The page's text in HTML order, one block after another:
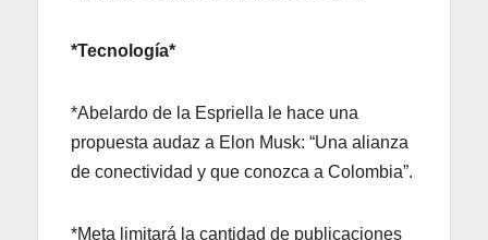
*Tecnología*
*Abelardo de la Espriella le hace una
propuesta audaz a Elon Musk: “Una alianza
de conectividad y que conozca a Colombia”.
*Meta limitará la cantidad de publicaciones